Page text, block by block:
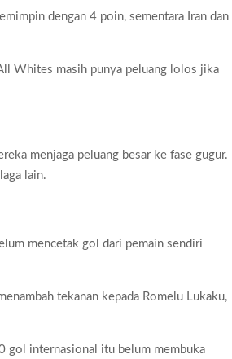
dengan 4 poin, sementara Iran dan
Whites masih punya peluang lolos jika
menjaga peluang besar ke fase gugur.
lain.
mencetak gol dari pemain sendiri
tekanan kepada Romelu Lukaku,
gol internasional itu belum membuka